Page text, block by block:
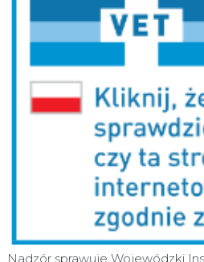
Nadzór sprawuje Wojewódzki